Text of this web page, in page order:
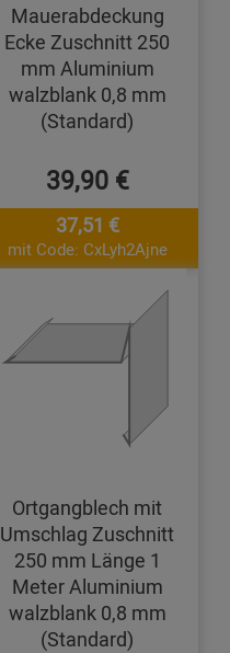
Mauerabdeckung
Ecke Zuschnitt 250
mm Aluminium
walzblank 0,8 mm
(Standard)
39,90 €
37,51 €
mit Code: CxLyh2Ajne
Ortgangblech mit
Umschlag Zuschnitt
250 mm Länge 1
Meter Aluminium
walzblank 0,8 mm
(Standard)